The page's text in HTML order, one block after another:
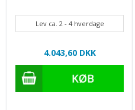
Lev ca. 2 - 4 hverdage
4.043,60 DKK